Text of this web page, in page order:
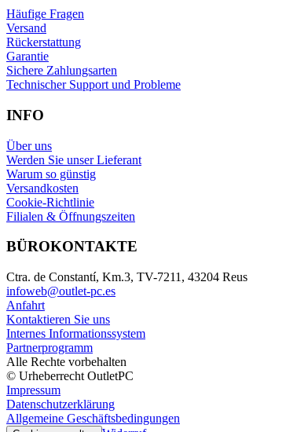
Häufige Fragen
Versand
Rückerstattung
Garantie
Sichere Zahlungsarten
Technischer Support und Probleme
INFO
Über uns
Werden Sie unser Lieferant
Warum so günstig
Versandkosten
Cookie-Richtlinie
Filialen & Öffnungszeiten
BÜROKONTAKTE
Ctra. de Constantí, Km.3, TV-7211, 43204 Reus
infoweb@outlet-pc.es
Anfahrt
Kontaktieren Sie uns
Internes Informationssystem
Partnerprogramm
Alle Rechte vorbehalten
© Urheberrecht OutletPC
Impressum
Datenschutzerklärung
Allgemeine Geschäftsbedingungen